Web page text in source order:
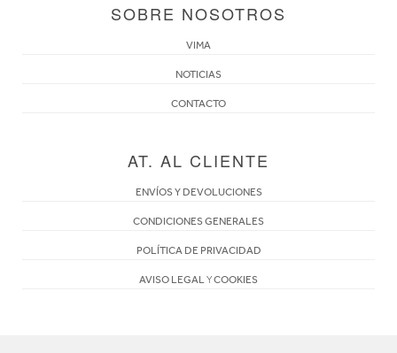
SOBRE NOSOTROS
VIMA
NOTICIAS
CONTACTO
AT. AL CLIENTE
ENVÍOS Y DEVOLUCIONES
CONDICIONES GENERALES
POLÍTICA DE PRIVACIDAD
AVISO LEGALYCOOKIES